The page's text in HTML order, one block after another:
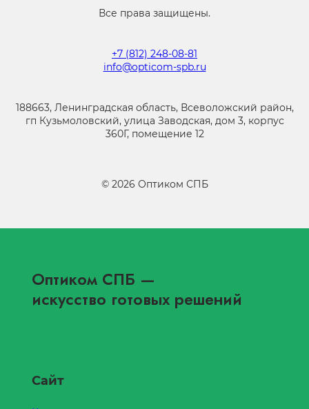
Все права защищены.
+7 (812) 248-08-81
info@opticom-spb.ru
188663, Ленинградская область, Всеволожский район,
гп Кузьмоловский, улица Заводская, дом 3, корпус
360Г, помещение 12
© 2026 Оптиком СПБ
Оптиком СПБ —
искусство готовых решений
Сайт